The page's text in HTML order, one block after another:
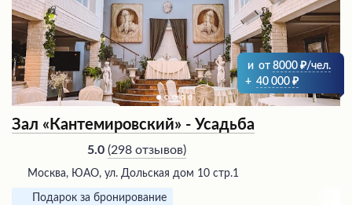
и от 8000
/чел.
+ 40 000
Зал «Кантемировский» - Усадьба
5.0 (298 отзывов)
Москва, ЮАО, ул. Дольская дом 10 стр.1
Подарок за бронирование